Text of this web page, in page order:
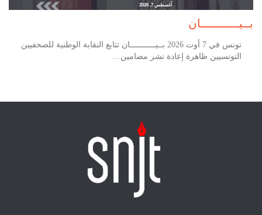
أغسطس 7, 2026
بــيـــــــــــان
تونس في 7 أوت 2026 بــيـــــــــــان تتابع النقابة الوطنية للصحفيين
التونسيين ظاهرة إعادة نشر مضامين…